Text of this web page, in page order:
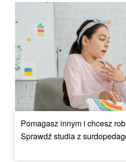
Pomagasz innym i chcesz
Sprawdź studia z